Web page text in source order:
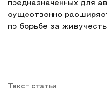
предназначенных для
существенно
по борьбе за
Текст статьи